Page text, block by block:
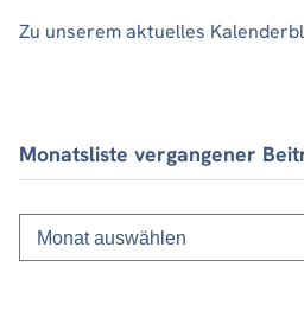
Zu unserem aktuelles
Monatsliste vergangener
Monatsliste
vergangener
Beiträge